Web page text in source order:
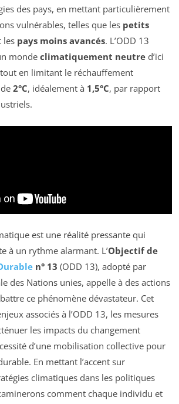
des pays, en mettant particulièrement
vulnérables, telles que les petits
les pays moins avancés. L’ODD 13
monde climatiquement neutre d’ici
en limitant le réchauffement
2°C, idéalement à 1,5°C, par rapport
est une réalité pressante qui
à un rythme alarmant. L’Objectif de
n° 13 (ODD 13), adopté par
des Nations unies, appelle à des actions
ce phénomène dévastateur. Cet
associés à l’ODD 13, les mesures
les impacts du changement
d’une mobilisation collective pour
En mettant l’accent sur
climatiques dans les politiques
comment chaque individu et